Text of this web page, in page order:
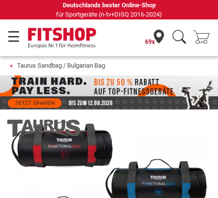
69 Fachmärkte vor Ort mit 75 eigenen Servicetechnikern
69x
Taurus Sandbag / Bulgarian Bag